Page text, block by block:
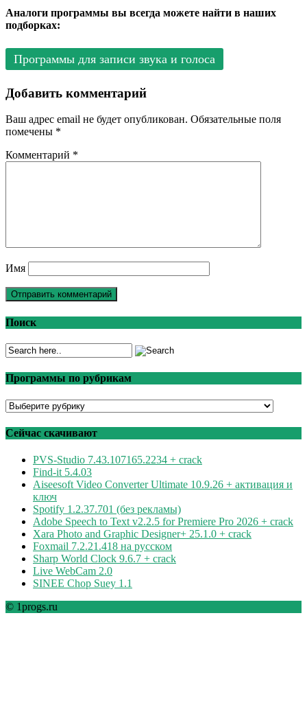
Аналоги программы вы всегда можете найти в наших
подборках:
Программы для записи звука и голоса
Добавить комментарий
Ваш адрес email не будет опубликован. Обязательные поля
помечены *
Комментарий *
Имя
Поиск
Программы по рубрикам
Программы
рубрикам
Сейчас скачивают
PVS-Studio 7.43.107165.2234 + crack
Find-it 5.4.03
Aiseesoft Video Converter Ultimate 10.9.26 + активация и
ключ
Spotify 1.2.37.701 (без рекламы)
Adobe Speech to Text v2.2.5 for Premiere Pro 2026 + crack
Xara Photo and Graphic Designer+ 25.1.0 + crack
Foxmail 7.2.21.418 на русском
Sharp World Clock 9.6.7 + crack
Live WebCam 2.0
SINEE Chop Suey 1.1
© 1progs.ru